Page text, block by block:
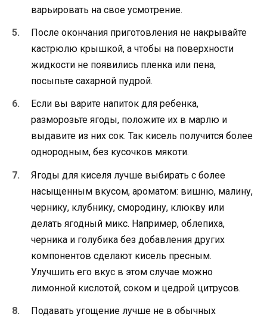
варьировать на свое усмотрение.
После окончания приготовления не накрывайте
кастрюлю крышкой, а чтобы на поверхности
жидкости не появились пленка или пена,
посыпьте сахарной пудрой.
Если вы варите напиток для ребенка,
разморозьте ягоды, положите их в марлю и
выдавите из них сок. Так кисель получится более
однородным, без кусочков мякоти.
Ягоды для киселя лучше выбирать с более
насыщенным вкусом, ароматом: вишню, малину,
чернику, клубнику, смородину, клюкву или
делать ягодный микс. Например, облепиха,
черника и голубика без добавления других
компонентов сделают кисель пресным.
Улучшить его вкус в этом случае можно
лимонной кислотой, соком и цедрой цитрусов.
Подавать угощение лучше не в обычных